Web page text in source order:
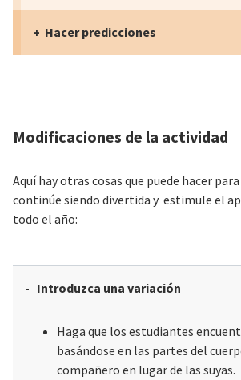
Hacer predicciones
Modificaciones de la actividad
Aquí hay otras cosas que puede hacer
continúe siendo divertida y estimule el
todo el año:
Introduzca una variación
Haga que los estudiantes
basándose en las partes del
compañero en lugar de las suyas.